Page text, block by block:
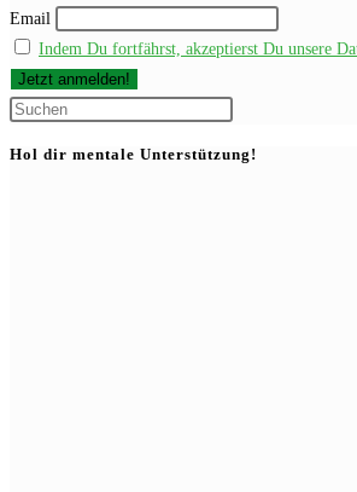
Email
Indem Du fortfährst, akzeptierst Du unsere
to
Hol dir mentale Unterstützung!